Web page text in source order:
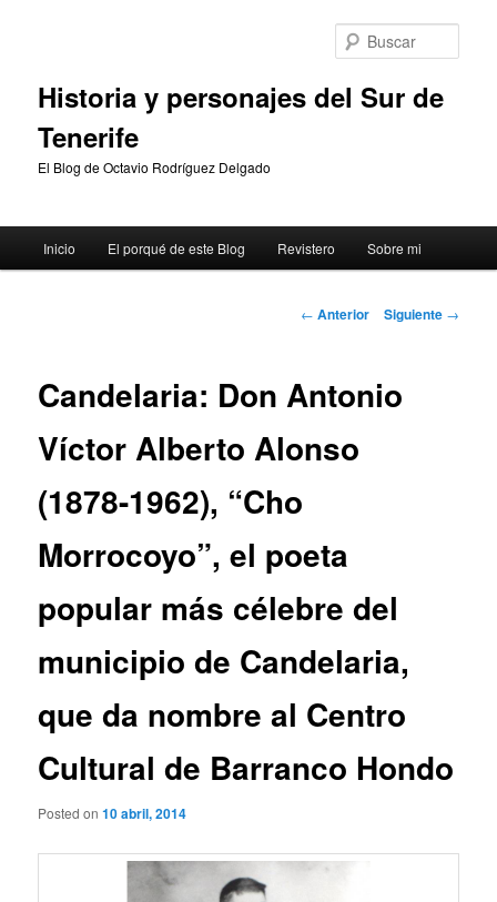
Historia y personajes del Sur de
Tenerife
El Blog de Octavio Rodríguez Delgado
principal
Inicio El porqué de este Blog Revistero Sobre mi
Navegación
← Anterior Siguiente →
Candelaria: Don Antonio
Víctor Alberto Alonso
(1878-1962), “Cho
Morrocoyo”, el poeta
popular más célebre del
municipio de Candelaria,
que da nombre al Centro
Cultural de Barranco Hondo
Posted on10 abril, 2014